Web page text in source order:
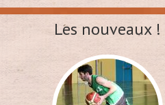
Les nouveaux !